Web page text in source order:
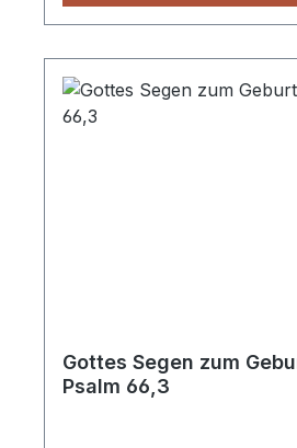
Gottes Segen zum
Psalm 66,3